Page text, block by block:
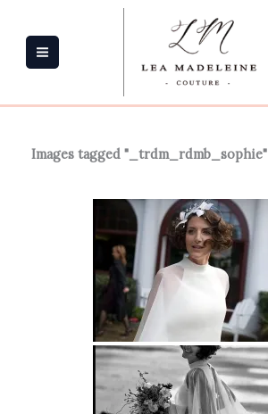
contenu
Images tagged "_trdm_rdmb_sophie"